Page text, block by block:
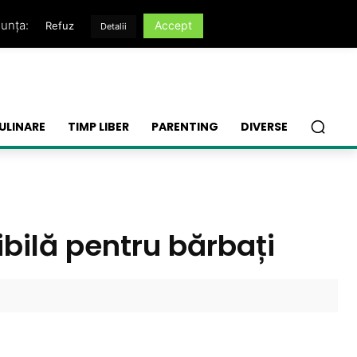
TIMP LIBER PARENTING DIVERSE
pentru bărbați
Refuz Detalii Accept